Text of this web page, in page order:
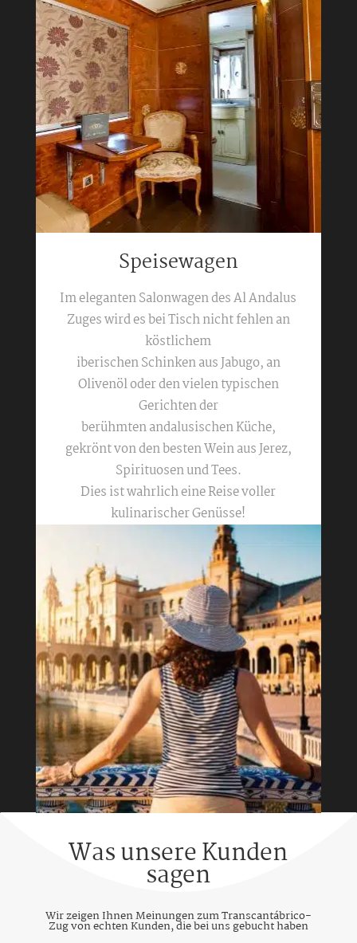
Speisewagen
Im eleganten Salonwagen des Al Andalus
Zuges wird es bei Tisch nicht fehlen an
köstlichem
iberischen Schinken aus Jabugo, an
Olivenöl oder den vielen typischen
Gerichten der
berühmten andalusischen Küche,
gekrönt von den besten Wein aus Jerez,
Spirituosen und Tees.
Dies ist wahrlich eine Reise voller
kulinarischer Genüsse!
Was unsere Kunden
sagen
Wir zeigen Ihnen Meinungen zum Transcantábrico-
Zug von echten Kunden, die bei uns gebucht haben